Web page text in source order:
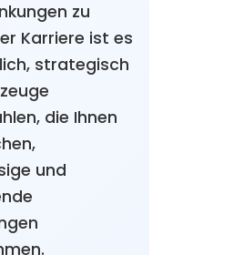
zu
Karriere ist es
strategisch
die Ihnen
und